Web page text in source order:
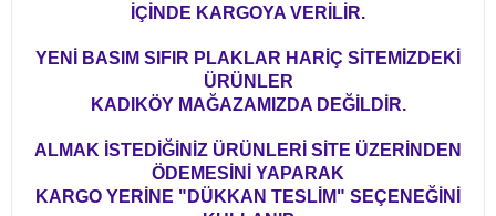
İÇİNDE KARGOYA VERİLİR.
YENİ BASIM SIFIR PLAKLAR HARİÇ SİTEMİZDEKİ
ÜRÜNLER
KADIKÖY MAĞAZAMIZDA DEĞİLDİR.
ALMAK İSTEDİĞİNİZ ÜRÜNLERİ SİTE ÜZERİNDEN
ÖDEMESİNİ YAPARAK
KARGO YERİNE "DÜKKAN TESLİM" SEÇENEĞİNİ